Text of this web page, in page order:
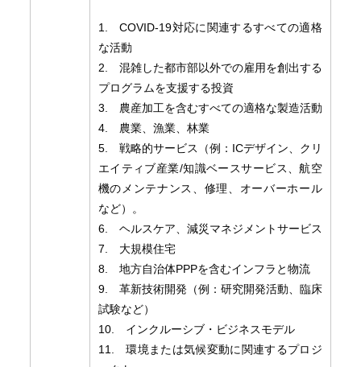
1. COVID-19対応に関連するすべての適格
な活動
2. 混雑した都市部以外での雇用を創出する
プログラムを支援する投資
3. 農産加工を含むすべての適格な製造活動
4. 農業、漁業、林業
5. 戦略的サービス（例：ICデザイン、クリ
エイティブ産業/知識ベースサービス、航空
機のメンテナンス、修理、オーバーホール
など）。
6. ヘルスケア、減災マネジメントサービス
7. 大規模住宅
8. 地方自治体PPPを含むインフラと物流
9. 革新技術開発（例：研究開発活動、臨床
試験など）
10. インクルーシブ・ビジネスモデル
11. 環境または気候変動に関連するプロジ